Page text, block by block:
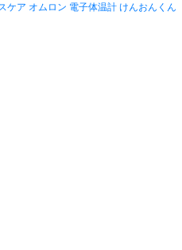
ケア オムロン 電子体温計 けんおんくん